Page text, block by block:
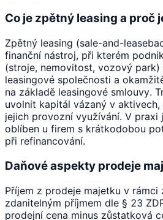
Co je zpětný leasing a proč
Zpětný leasing (sale-and-
finanční nástroj, při kterém
(stroje, nemovitost, vozový park)
leasingové společnosti a
na základě leasingové smlouvy.
uvolnit kapitál vázaný v
jejich provozní využívání. V praxi
oblíben u firem s krátkodobou
při refinancování.
Daňové aspekty prodeje
Příjem z prodeje majetku v rámci
zdanitelným příjmem dle § 23
prodejní cena minus zůstatková